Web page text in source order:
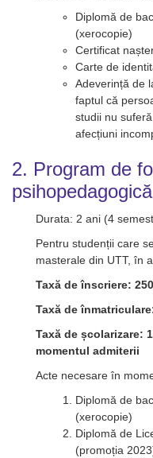
Diplomă de
(xerocopie)
Certificat
Carte de
Adeverință de
faptul că
studii nu
afecțiuni
2. Program de
Durata: 2 ani (4
Pentru studenții care
masterale din UTT, în
Taxă de înscriere:
Taxă de
Taxă de școlarizare:
momentul admiterii
Acte necesare în
Diplomă de
(xerocopie)
Diplomă de
(promoția